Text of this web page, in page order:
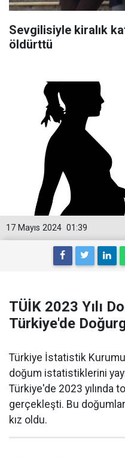
Sevgilisiyle kiralık
öldürttü
01:39
17 Mayıs 2024
TÜİK 2023 Yılı
Türkiye'de
Türkiye İstatistik Kurumu
doğum istatistiklerini
Türkiye'de 2023 yılında
gerçekleşti. Bu
kız oldu.